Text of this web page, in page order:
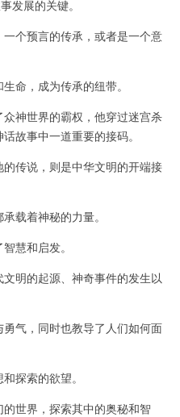
展的关键。
个预言的传承，或者是一个意
，成为传承的纽带。
神世界的霸权，他穿过迷宫杀
故事中一道重要的接码。
传说，则是中华文明的开端接
载着神秘的力量。
慧和启发。
明的起源、神奇事件的发生以
气，同时也教导了人们如何面
探索的欲望。
世界，探索其中的奥秘和智